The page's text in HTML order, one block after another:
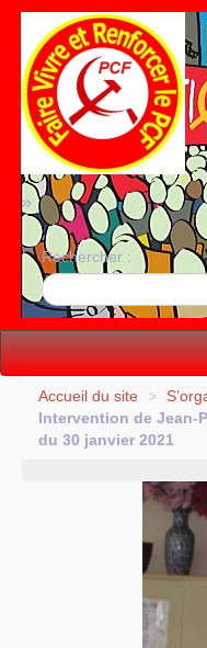
»
Rechercher :
Vie politique
Lutter, Unir...
Accueil du site >
Intervention de Jean-
du 30 janvier 2021